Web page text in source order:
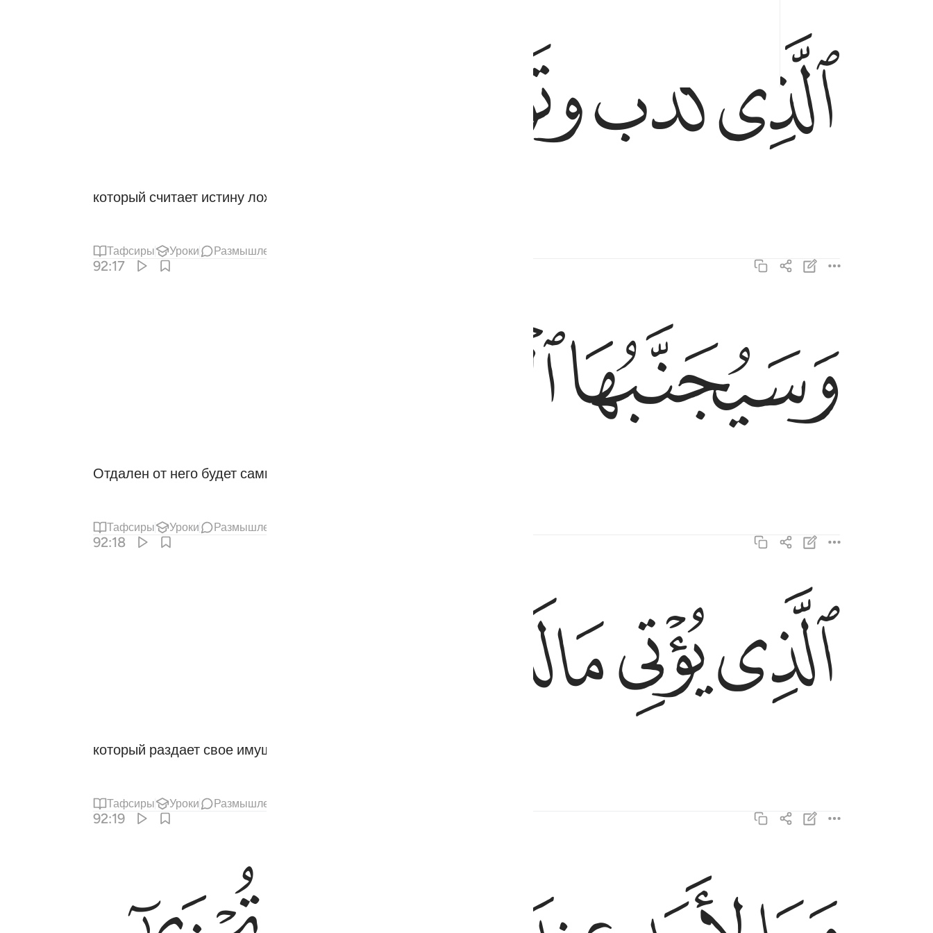
الذي كذب وتولى ١٦
ٱلَّذِى كَذَّبَ وَتَوَلَّىٰ ١٦
ﱝﱞﱟ
который считает истину ложью и отворачивается.
Тафсиры Уроки Размышления
92:17
ﱡﱢ
Отдален от него будет самый богобоязненный,
Тафсиры Уроки Размышления
92:18
الذي يوتي ماله يتزكى ١٨
ٱلَّذِى يُؤْتِى مَالَهُۥ يَتَزَكَّىٰ ١٨
ﱤﱥﱦ
который раздает свое имущество, очищаясь,
Тафсиры Уроки Размышления
92:19
وَمَا لِأَحَدٍ عِندَهُۥ مِن نِّعْمَةٍۢ تُجْزَىٰٓ ١٩